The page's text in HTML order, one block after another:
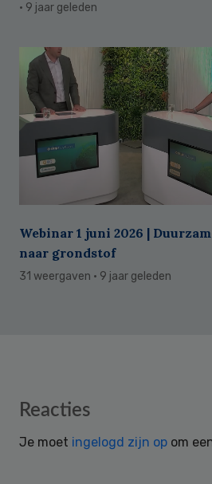
· 9 jaar geleden
Webinar 1 juni 2026 |
naar grondstof
31 weergaven · 9 jaar geleden
Reader
Reacties
Je moet ingelogd zijn op om